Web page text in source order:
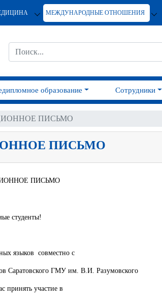
МЕЖДУНАРОДНЫЕ ОТНОШЕНИЯ
образование Сотрудники
ПИСЬМО
ПИСЬМО
ПИСЬМО
студенты!
языков совместно c
Саратовского ГМУ им. В.И. Разумовского
принять участие в